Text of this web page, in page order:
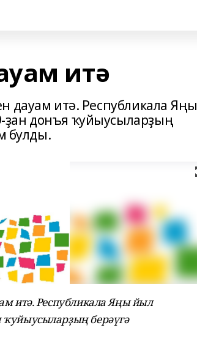
итә
дауам итә. Республикала Яңы
донъя ҡуйыусыларҙың
булды.
итә. Республикала Яңы йыл
берәүгә